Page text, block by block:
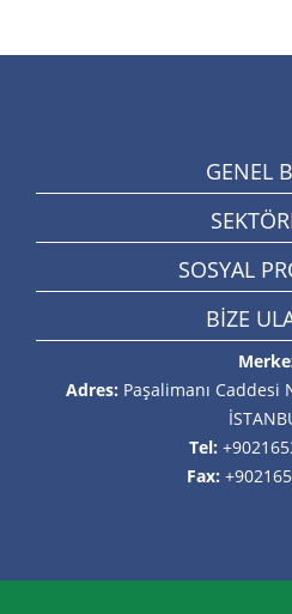
GENEL
SOSYAL
BİZE
Adres: Paşalimanı Caddesi
Tel:
Fax: